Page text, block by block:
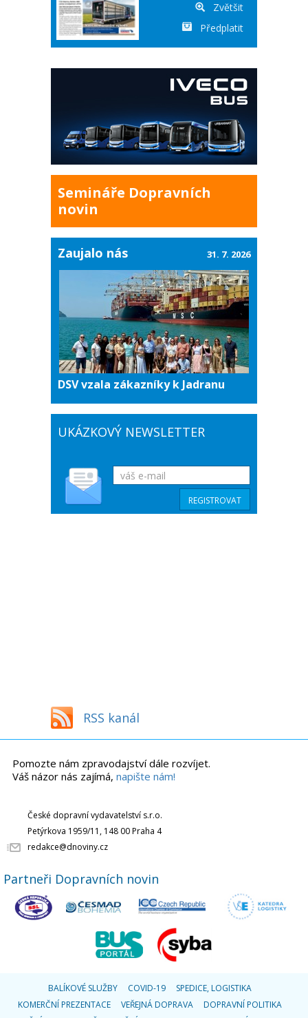
Zvětšit
Předplatit
Semináře Dopravních
novin
Zaujalo nás
DSV vzala zákazníky k Jadranu
31. 7. 2026
UKÁZKOVÝ NEWSLETTER
RSS kanál
Pomozte nám zpravodajství dále rozvíjet.
Váš názor nás zajímá, napište nám!
České dopravní vydavatelství s.r.o.
Petýrkova 1959/11, 148 00 Praha 4
redakce@dnoviny.cz
Partneři Dopravních novin
BALÍKOVÉ SLUŽBY COVID-19
SPEDICE, LOGISTIKA
KOMERČNÍ PREZENTACE
VEŘEJNÁ DOPRAVA
DOPRAVNÍ POLITIKA